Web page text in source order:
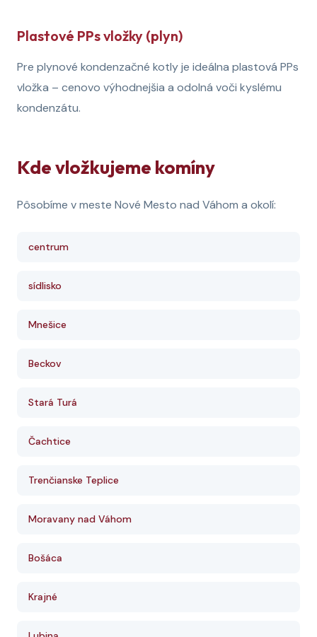
Plastové PPs vložky (plyn)
Pre plynové kondenzačné kotly je ideálna plastová PPs
vložka – cenovo výhodnejšia a odolná voči kyslému
kondenzátu.
Kde vložkujeme komíny
Pôsobíme v meste Nové Mesto nad Váhom a okolí:
centrum
sídlisko
Mnešice
Beckov
Stará Turá
Čachtice
Trenčianske Teplice
Moravany nad Váhom
Bošáca
Krajné